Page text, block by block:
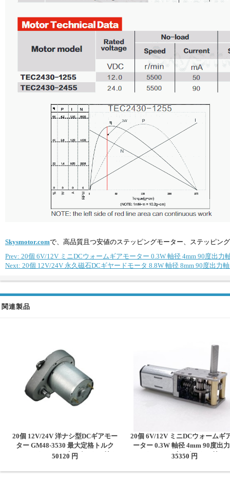
Skysmotor.comで、高品質且つ安値のステッピングモーター、ステッピン
Prev: 20個 6V/12V ミニDCウォームギアモーター 0.3W 軸径 4mm 90度出力
Next: 20個 12V/24V 永久磁石DCギヤードモータ 8.8W 軸径 8mm 90度出力
関連製品
20個 12V/24V 洋ナシ型DCギアモー
ター GM48-3530 最大定格トルク
5kg.cm ウォームギアボックス付き
50120 円
20個 6V/12V ミニDCウォームギ
ーター 0.3W 軸径 4mm 90度出
ウォームギアボックス付き
35350 円